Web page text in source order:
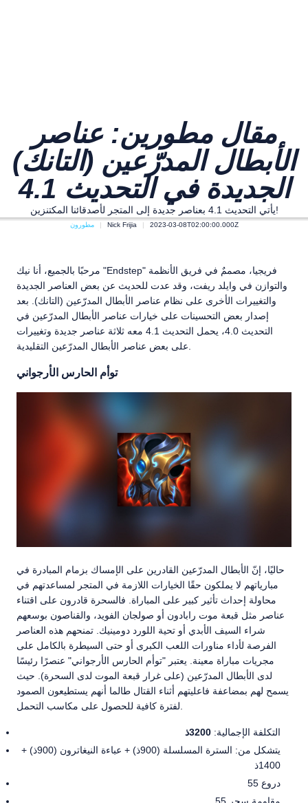
مقال مطورين: عناصر
الأبطال المدرّعين (التانك)
الجديدة في التحديث 4.1
يأتي التحديث 4.1 بعناصر جديدة إلى المتجر لأصدقائنا المكتنزين!
مطورون Nick Frijia 2023-03-08T02:00:00.000Z
مرحبًا بالجميع، أنا نيك "Endstep" فريجيا، مصممٌ في فريق الأنظمة
والتوازن في وايلد ريفت، وقد عدت للحديث عن بعض العناصر الجديدة
والتغييرات الأخرى على نظام عناصر الأبطال المدرّعين (التانك). بعد
إصدار بعض التحسينات على خيارات عناصر الأبطال المدرّعين في
التحديث 4.0، يحمل التحديث 4.1 معه ثلاثة عناصر جديدة وتغييرات
توأم الحارس الأرجواني
حاليًا، إنّ الأبطال المدرّعين القادرين على الإمساك بزمام المبادرة في
مبارياتهم لا يملكون حقًا الخيارات اللازمة في المتجر لمساعدتهم في
محاولة إحداث تأثير كبير على المباراة. فالسحرة قادرون على اقتناء
عناصر مثل قبعة موت رابادون أو صولجان الفويد، والقناصون بوسعهم
شراء السيف الأبدي أو تحية اللورد دومينيك. تمنحهم هذه العناصر
الفرصة لأداء مناورات اللعب الكبرى أو حتى السيطرة بالكامل على
مجريات مباراة معينة. يعتبر "توأم الحارس الأرجواني" عنصرًا رئيسًا
لدى الأبطال المدرّعين (على غرار قبعة الموت لدى السحرة). حيث
يسمح لهم بمضاعفة فاعليتهم أثناء القتال طالما أنهم يستطيعون الصمود
التكلفة الإجمالية: 3200ذ
يتشكل من: السترة المسلسلة (900ذ) + عباءة النيغاترون (900ذ) +
1400ذ
55 دروع